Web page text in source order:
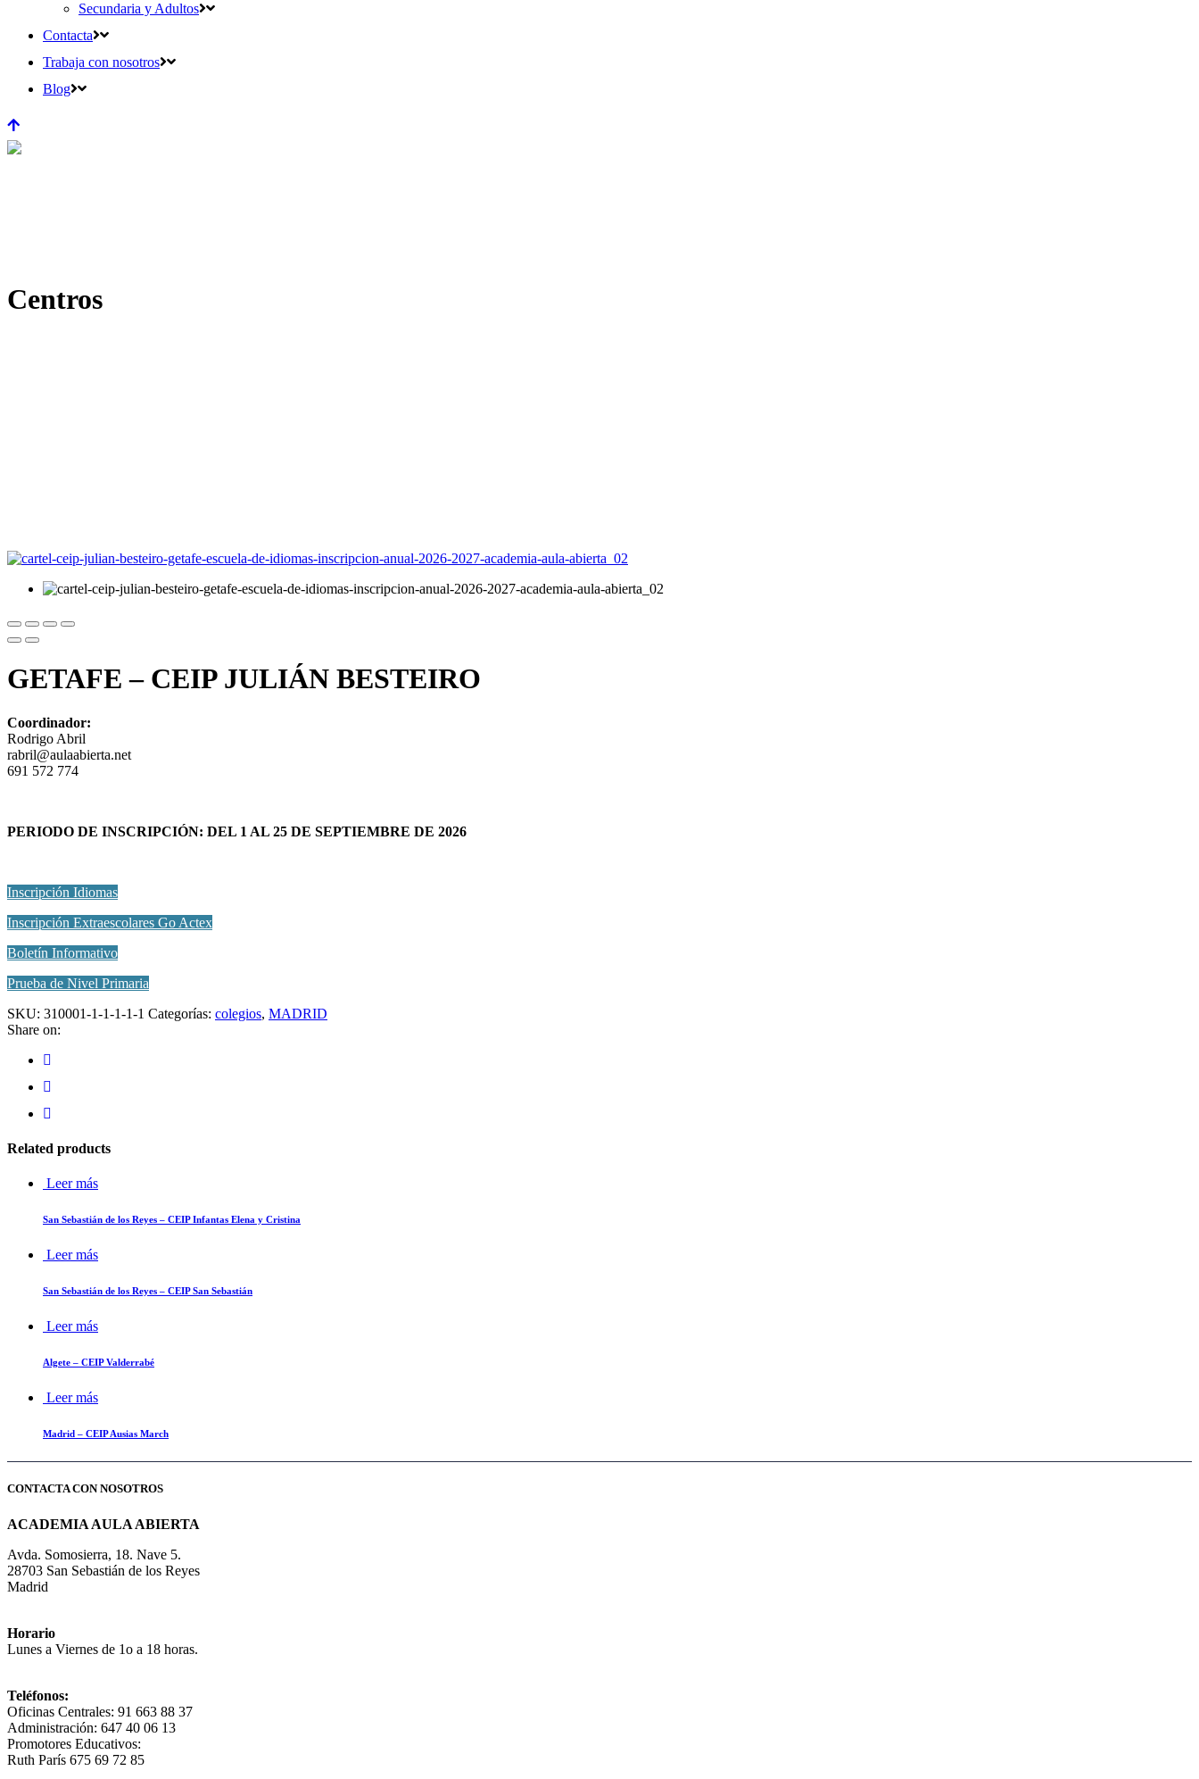
Secundaria y Adultos
Contacta
Trabaja con nosotros
Blog
Centros
GETAFE – CEIP JULIÁN BESTEIRO
Coordinador:
Rodrigo Abril
rabril@aulaabierta.net
691 572 774
PERIODO DE INSCRIPCIÓN: DEL 1 AL 25 DE SEPTIEMBRE DE 2026
Inscripción Idiomas
Inscripción Extraescolares Go Actex
Boletín Informativo
Prueba de Nivel Primaria
SKU: 310001-1-1-1-1-1 Categorías: colegios, MADRID
Share on:
Related products
Leer más
San Sebastián de los Reyes – CEIP Infantas Elena y Cristina
Leer más
San Sebastián de los Reyes – CEIP San Sebastián
Leer más
Algete – CEIP Valderrabé
Leer más
Madrid – CEIP Ausias March
CONTACTA CON NOSOTROS
ACADEMIA AULA ABIERTA
Avda. Somosierra, 18. Nave 5.
28703 San Sebastián de los Reyes
Madrid
Horario
Lunes a Viernes de 1o a 18 horas.
Teléfonos:
Oficinas Centrales: 91 663 88 37
Administración: 647 40 06 13
Promotores Educativos:
Ruth París 675 69 72 85